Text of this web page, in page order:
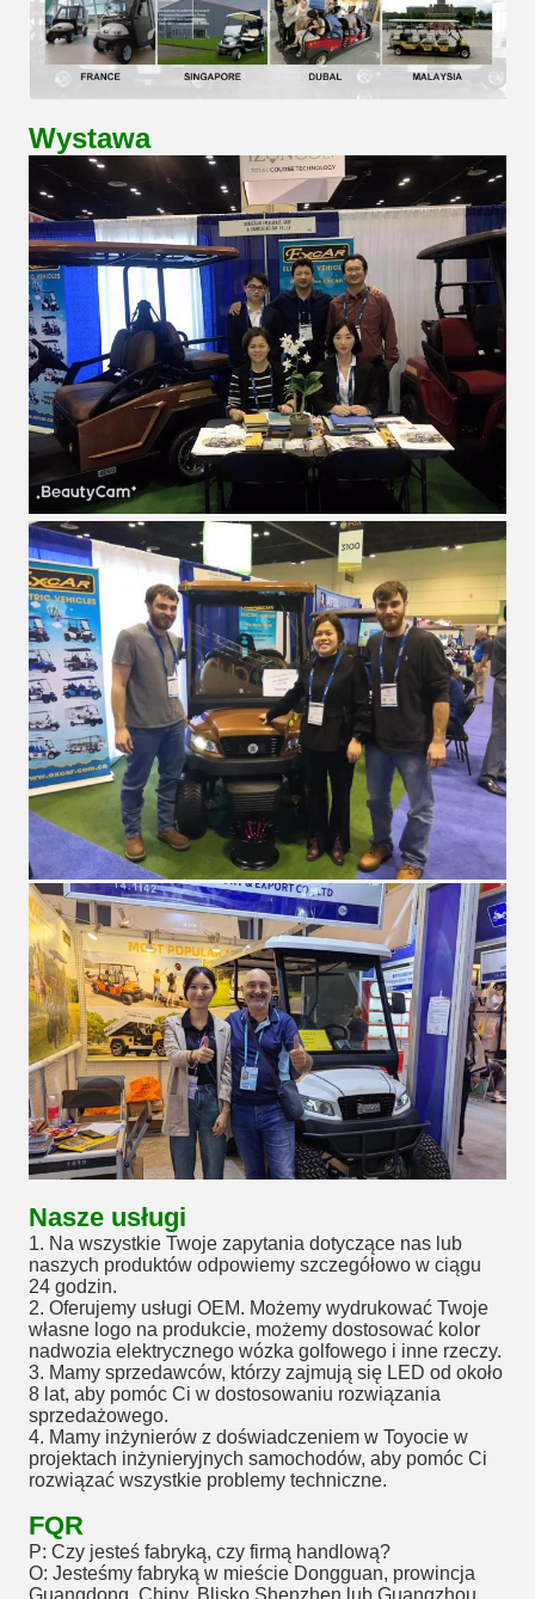
Wystawa
Nasze usługi
1. Na wszystkie Twoje zapytania dotyczące nas lub
naszych produktów odpowiemy szczegółowo w ciągu
24 godzin.
2. Oferujemy usługi OEM. Możemy wydrukować Twoje
własne logo na produkcie, możemy dostosować kolor
nadwozia elektrycznego wózka golfowego i inne rzeczy.
3. Mamy sprzedawców, którzy zajmują się LED od około
8 lat, aby pomóc Ci w dostosowaniu rozwiązania
sprzedażowego.
4. Mamy inżynierów z doświadczeniem w Toyocie w
projektach inżynieryjnych samochodów, aby pomóc Ci
rozwiązać wszystkie problemy techniczne.
FQR
P: Czy jesteś fabryką, czy firmą handlową?
O: Jesteśmy fabryką w mieście Dongguan, prowincja